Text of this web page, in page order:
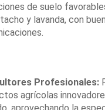
de suelo
y lavanda, con
Profesionales:
agrícolas
aprovechando la